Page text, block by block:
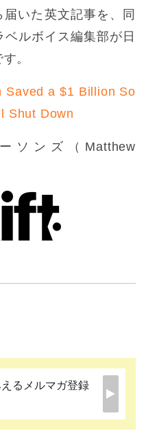
届いた英文記事を、同
ルボイス編集部が日
。
Saved a $1 Billion So
Shut Down
ソンズ（Matthew
るメルマガ登録